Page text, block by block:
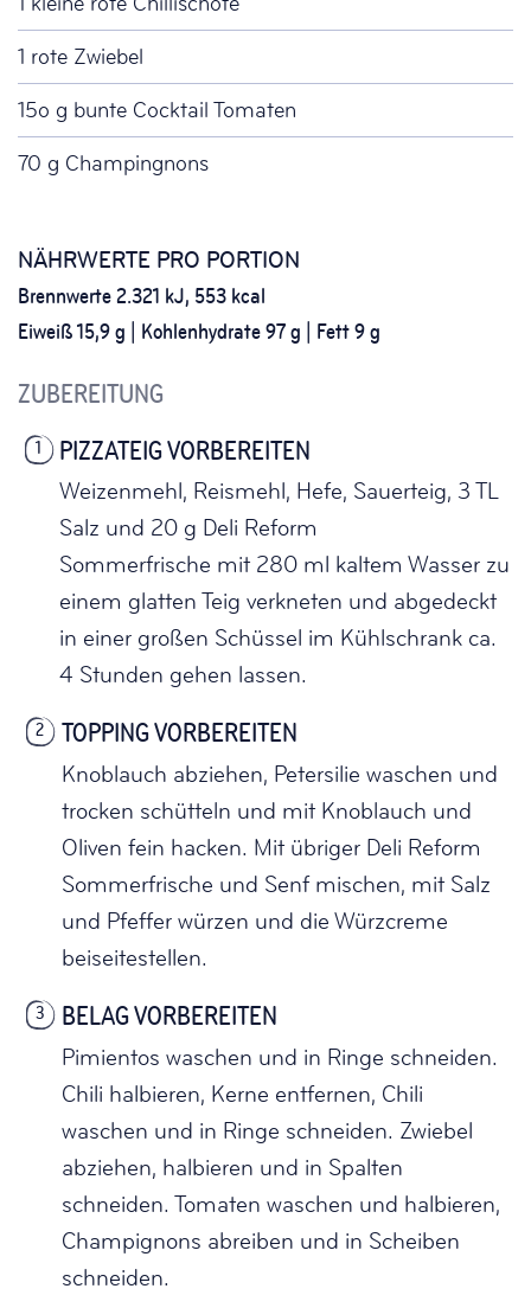
1 rote Zwiebel
15o g bunte Cocktail Tomaten
70 g Champingnons
NÄHRWERTE PRO PORTION
Brennwerte 2.321 kJ, 553 kcal
Eiweiß 15,9 g | Kohlenhydrate 97 g | Fett 9 g
ZUBEREITUNG
1 PIZZATEIG VORBEREITEN
Weizenmehl, Reismehl, Hefe, Sauerteig, 3 TL
Salz und 20 g Deli Reform
Sommerfrische mit 280 ml kaltem Wasser zu
einem glatten Teig verkneten und abgedeckt
in einer großen Schüssel im Kühlschrank ca.
4 Stunden gehen lassen.
2 TOPPING VORBEREITEN
Knoblauch abziehen, Petersilie waschen und
trocken schütteln und mit Knoblauch und
Oliven fein hacken. Mit übriger Deli Reform
Sommerfrische und Senf mischen, mit Salz
und Pfeffer würzen und die Würzcreme
beiseitestellen.
3 BELAG VORBEREITEN
Pimientos waschen und in Ringe schneiden.
Chili halbieren, Kerne entfernen, Chili
waschen und in Ringe schneiden. Zwiebel
abziehen, halbieren und in Spalten
schneiden. Tomaten waschen und halbieren,
Champignons abreiben und in Scheiben
schneiden.